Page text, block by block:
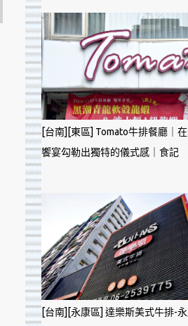
[台南][東區] Tomato牛排餐廳｜
饗宴勾勒出獨特的儀式感｜食記
[台南][永康區] 達樂斯美式牛排-